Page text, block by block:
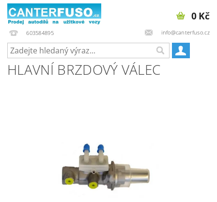
603584895 info@canterfuso.cz
0 Kč
HLAVNÍ BRZDOVÝ VÁLEC